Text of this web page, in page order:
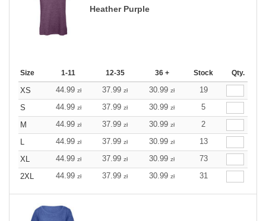
Heather Purple
Size 1-11 12-35 36 + Stock Qty.
XS 44.99 zł 37.99 zł 30.99 zł
19
S
44.99 zł 37.99 zł 30.99 zł
5
M
44.99 zł 37.99 zł 30.99 zł
2
L
44.99 zł 37.99 zł 30.99 zł
13
XL
44.99 zł 37.99 zł 30.99 zł
73
2XL
44.99 zł 37.99 zł 30.99 zł 31